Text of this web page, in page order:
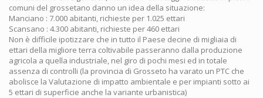
comuni del grossetano danno un idea della situazione:
Manciano : 7.000 abitanti, richieste per 1.025 ettari
Scansano : 4.300 abitanti, richieste per 460 ettari
Non è difficile ipotizzare che in tutto il Paese decine di migliaia di
ettari della migliore terra coltivabile passeranno dalla produzione
agricola a quella industriale, nel giro di pochi mesi ed in totale
assenza di controlli (la provincia di Grosseto ha varato un PTC che
abolisce la Valutazione di impatto ambientale e per impianti sotto ai
5 ettari di superficie anche la variante urbanistica)